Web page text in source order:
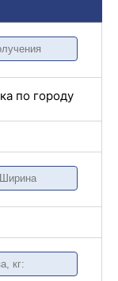
по городу